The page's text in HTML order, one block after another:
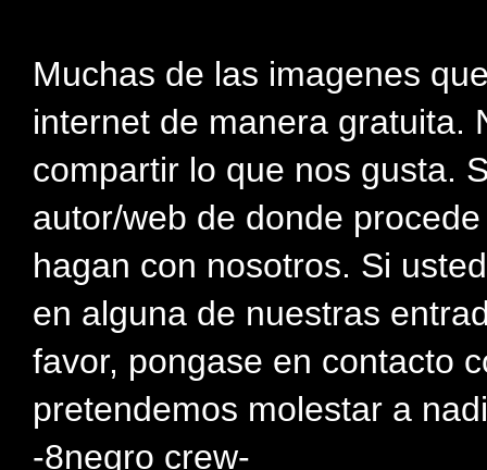
Muchas de las imagenes
internet de manera gratuita.
compartir lo que nos gusta.
autor/web de donde
hagan con nosotros. Si
en alguna de nuestras
favor, pongase en contacto
pretendemos molestar a
-8negro crew-